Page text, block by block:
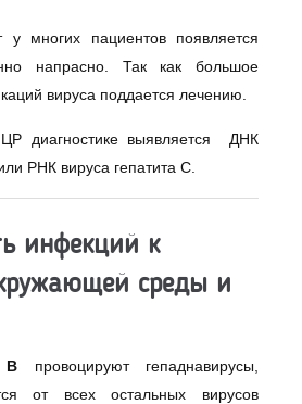
у многих пациентов появляется
напрасно. Так как большое
вируса поддается лечению.
диагностике выявляется ДНК
РНК вируса гепатита С.
инфекций к
среды и
В провоцируют гепаднавирусы,
от всех остальных вирусов